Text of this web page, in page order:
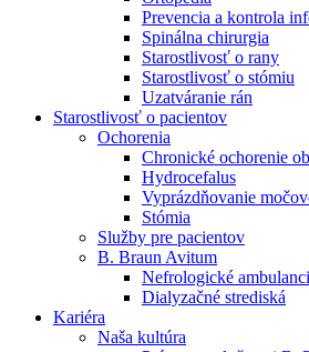
Prevencia a kontrola
Spinálna chirurgia
Starostlivosť o rany
Starostlivosť o stómiu
Uzatváranie rán
Starostlivosť o pacientov
Ochorenia
Chronické ochorenie
Hydrocefalus
Vyprázdňovanie
Stómia
Služby pre pacientov
B. Braun Avitum
Nefrologické
Dialyzačné strediská
Kariéra
Naša kultúra